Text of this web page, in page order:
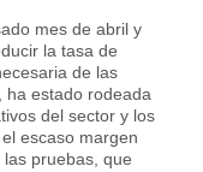
mes de abril y
la tasa de
de las
ha estado rodeada
del sector y los
escaso margen
pruebas, que